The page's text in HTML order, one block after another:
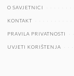
O SAVJETNICI
KONTAKT
PRAVILA PRIVATNOSTI
UVJETI KORIŠTENJA